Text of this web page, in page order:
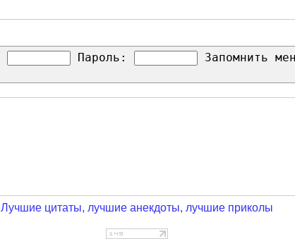
Пароль:
Запомнить
Лучшие цитаты, лучшие анекдоты, лучшие приколы